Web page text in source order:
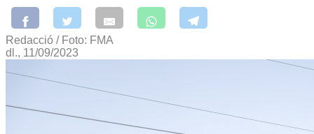
Redacció / Foto: FMA
dl., 11/09/2023